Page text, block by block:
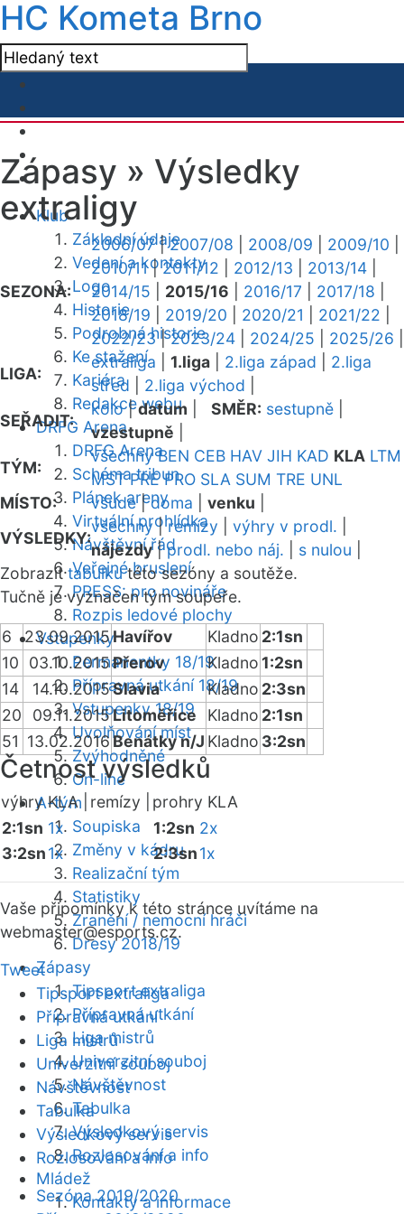
HC Kometa Brno
Klub
Základní údaje
Vedení a kontakty
Logo
Historie
Podrobná historie
Ke stažení
Kariéra
Redakce webu
DRFG Arena
DRFG Arena
Schéma tribun
Plánek areny
Virtuální prohlídka
Návštěvní řád
Veřejné bruslení
PRESS: pro novináře
Rozpis ledové plochy
Vstupenky
Permanentky 18/19
Přípravná utkání 18/19
Vstupenky 18/19
Uvolňování míst
Zvýhodněné
On-line
A-tým
Soupiska
Změny v kádru
Realizační tým
Statistiky
Zranění / nemocní hráči
Dresy 2018/19
Zápasy
Tipsport extraliga
Přípravná utkání
Liga mistrů
Univerzitní souboj
Návštěvnost
Tabulka
Výsledkový servis
Rozlosování a info
Mládež
Kontakty a informace
Zápasy » Výsledky
extraligy
SEZONA:
2006/07|2007/08 2008/09 2009/10
2010/11|2011/12 2012/13 2013/14
2014/15
2015/16 2016/17 2017/18
2018/19
2019/20 2020/21 2021/22
2022/23|2023/24 2024/25 2025/26
LIGA:
extraliga 1.liga 2.liga západ
2.liga
střed
2.liga východ
SEŘADIT:
kolo|datum SMĚR: sestupně
vzestupně
TÝM:
všechny BEN CEB HAV JIH KAD KLA LTM
MST PRE PRO SLA SUM TRE UNL
MÍSTO:
všude|doma venku
VÝSLEDKY:
všechny|remízy výhry v prodl.
nájezdy|prodl. nebo náj. s nulou
Zobrazittabulkutéto sezóny a soutěže.
Tučně je vyznačen tým soupeře.
6 23.09.2015Havířov Kladno 2:1sn
10
03.10.2015Přerov Kladno 1:2sn
14
14.10.2015Slavia Kladno 2:3sn
20
09.11.2015Litoměřice Kladno 2:1sn
51 13.02.2016Benátky n/J Kladno 3:2sn
Četnost výsledků
výhry KLA | remízy |
prohry KLA
2:1sn 1x
3:2sn1x
1:2sn 2x
2:3sn1x
Vaše připomínky k této stránce uvítáme na
webmaster@esports.cz.
Tweet
Tipsport extraliga
Přípravná utkání
Liga mistrů
Univerzitní souboj
Návštěvnost
Tabulka
Výsledkový servis
Rozlosování a info
Sezóna 2019/2020